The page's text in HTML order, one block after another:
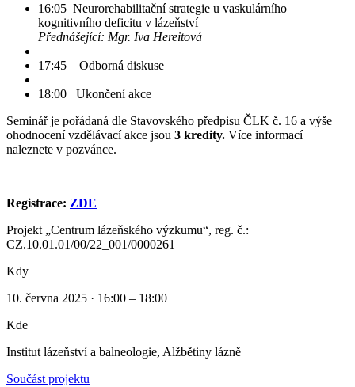
16:05 Neurorehabilitační strategie u vaskulárního
kognitivního deficitu v lázeňství
Přednášející: Mgr. Iva Hereitová
17:45 Odborná diskuse
18:00 Ukončení akce
Seminář je pořádaná dle Stavovského předpisu ČLK č. 16 a výše
ohodnocení vzdělávací akce jsou 3 kredity. Více informací
naleznete v pozvánce.
Registrace: ZDE
Projekt „Centrum lázeňského výzkumu“, reg. č.:
CZ.10.01.01/00/22_001/0000261
Kdy
10. června 2025 · 16:00 – 18:00
Kde
Institut lázeňství a balneologie, Alžbětiny lázně
Součást projektu